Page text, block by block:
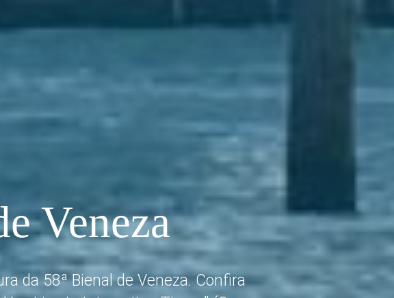
Veneza
da 58ª Bienal de Veneza. Confira